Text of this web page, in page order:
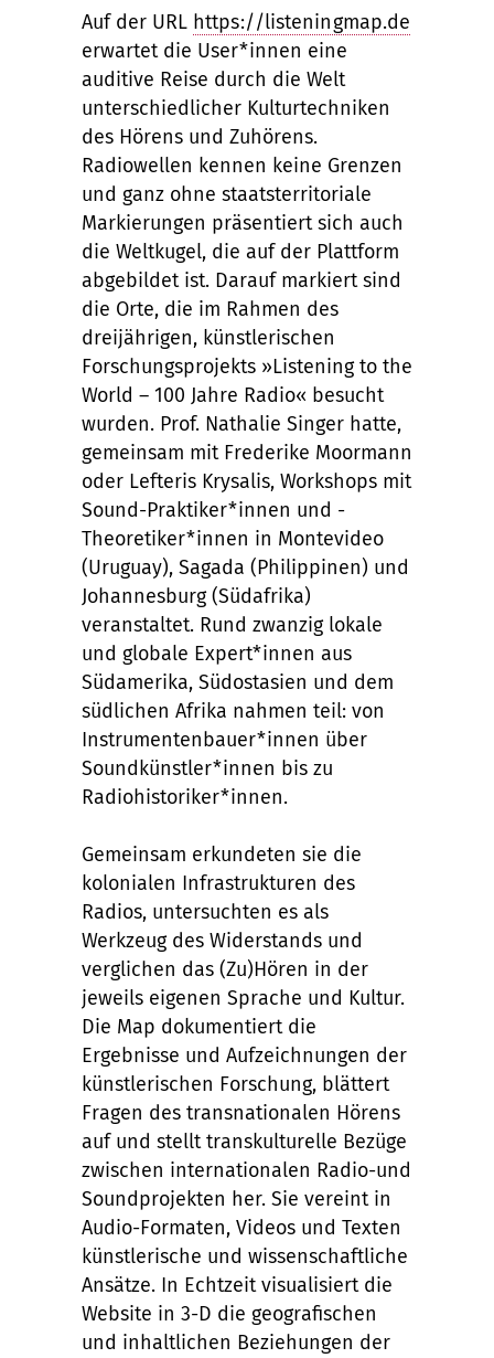
Auf der URL https://listeningmap.de
erwartet die User*innen eine
auditive Reise durch die Welt
unterschiedlicher Kulturtechniken
des Hörens und Zuhörens.
Radiowellen kennen keine Grenzen
und ganz ohne staatsterritoriale
Markierungen präsentiert sich auch
die Weltkugel, die auf der Plattform
abgebildet ist. Darauf markiert sind
die Orte, die im Rahmen des
dreijährigen, künstlerischen
Forschungsprojekts »Listening to the
World – 100 Jahre Radio« besucht
wurden. Prof. Nathalie Singer hatte,
gemeinsam mit Frederike Moormann
oder Lefteris Krysalis, Workshops mit
Sound-Praktiker*innen und -
Theoretiker*innen in Montevideo
(Uruguay), Sagada (Philippinen) und
Johannesburg (Südafrika)
veranstaltet. Rund zwanzig lokale
und globale Expert*innen aus
Südamerika, Südostasien und dem
südlichen Afrika nahmen teil: von
Instrumentenbauer*innen über
Soundkünstler*innen bis zu
Radiohistoriker*innen.
Gemeinsam erkundeten sie die
kolonialen Infrastrukturen des
Radios, untersuchten es als
Werkzeug des Widerstands und
verglichen das (Zu)Hören in der
jeweils eigenen Sprache und Kultur.
Die Map dokumentiert die
Ergebnisse und Aufzeichnungen der
künstlerischen Forschung, blättert
Fragen des transnationalen Hörens
auf und stellt transkulturelle Bezüge
zwischen internationalen Radio-und
Soundprojekten her. Sie vereint in
Audio-Formaten, Videos und Texten
künstlerische und wissenschaftliche
Ansätze. In Echtzeit visualisiert die
Website in 3-D die geografischen
und inhaltlichen Beziehungen der